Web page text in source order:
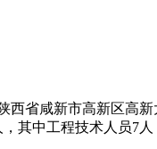
省咸新市高新区高
其中工程技术人员7